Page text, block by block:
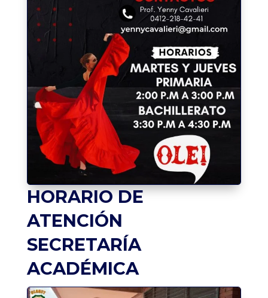
HORARIO DE
ATENCIÓN
SECRETARÍA
ACADÉMICA